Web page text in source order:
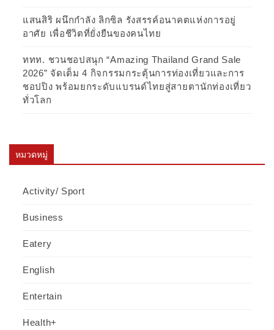
แสนสิริ ผนึกกำลัง ลิกซิล รังสรรค์อนาคตแห่งการอยู่
อาศัย เพื่อชีวิตที่ยั่งยืนของคนไทย
ททท. ชวนชอปสนุก “Amazing Thailand Grand Sale
2026” จัดเต็ม 4 กิจกรรมกระตุ้นการท่องเที่ยวและการ
ชอปปิง พร้อมยกระดับแบรนด์ไทยสู่สายตานักท่องเที่ยว
ทั่วโลก
หมวดหมู่
Activity/ Sport
Business
Eatery
English
Entertain
Health+